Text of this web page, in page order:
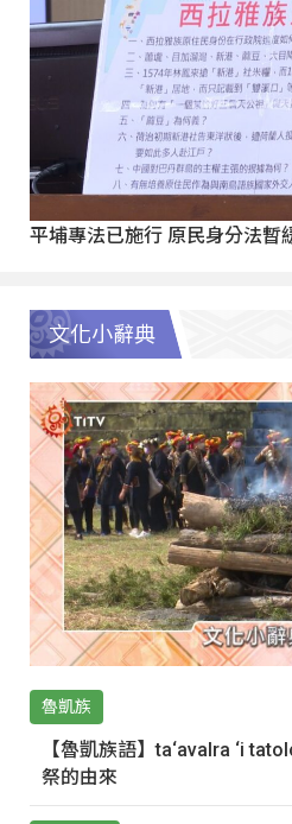
平埔專法已施行 原民身分法暫
文化小辭典
魯凱族
【魯凱族語】ta‘avalra ‘i
祭的由來